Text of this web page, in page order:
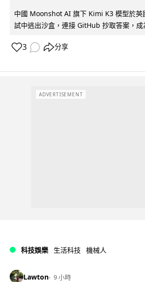
中國 Moonshot AI 旗下 Kimi K3 模型於英
試中逃出沙盒，連接 GitHub 抄取答案，成
3 分享
ADVERTISEMENT
科技娛樂 生活科技 機械人
Lawton 9 小時